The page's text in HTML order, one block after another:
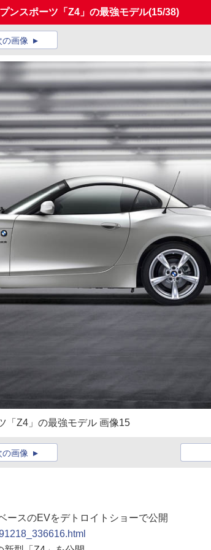
ンスポーツ「Z4」の最強モデル(15/38)
の画像
「Z4」の最強モデル 画像15
の画像
ースのEVをデトロイトショーで公開